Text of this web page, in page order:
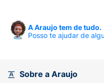
A Araujo tem de tudo.
Posso te ajudar de
Sobre a Araujo